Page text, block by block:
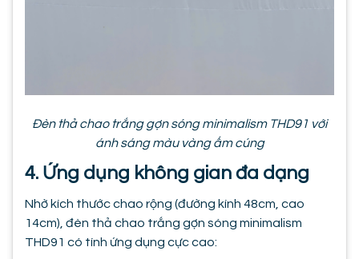
Đèn thả chao trắng gợn sóng minimalism THD91 với
ánh sáng màu vàng ấm cúng
4. Ứng dụng không gian đa dạng
Nhờ kích thước chao rộng (đường kính 48cm, cao
14cm), đèn thả chao trắng gợn sóng minimalism
THD91 có tính ứng dụng cực cao: